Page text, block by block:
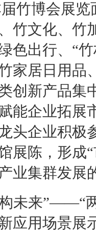
竹博会展
竹文化、竹
色出行、“
家居日用品
创新产品集
能企业拓展
头企业积
展陈，形成
业集群发展
未来”——“
应用场景展